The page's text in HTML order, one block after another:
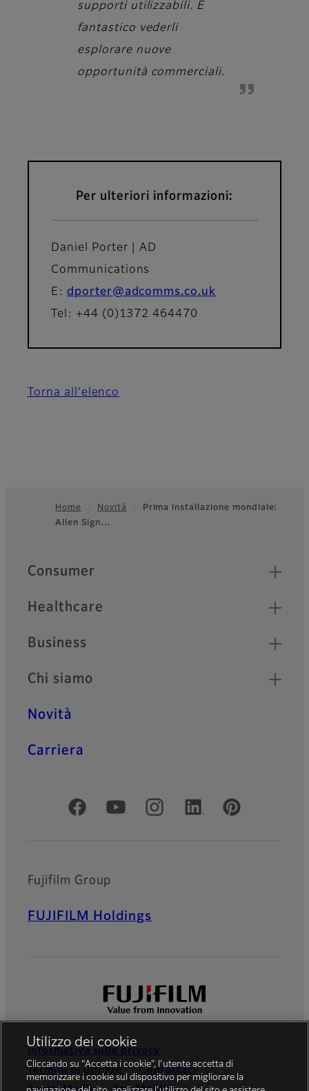
supporti utilizzabili. È
fantastico vederli
esplorare nuove
opportunità commerciali.
Per ulteriori informazioni:
Daniel Porter | AD
Communications
E: dporter@adcomms.co.uk
Tel: +44 (0)1372 464470
Torna all’elenco
Footer
Home Novità
Prima installazione mondiale:
Allen Sign…
Quick Links
Consumer
Healthcare
Business
Chi siamo
Novità
Carriera
Social media ufficiali
Fujifilm Group
FUJIFILM Holdings
Informativa sulla privacy
Termini di utilizzo
Contattaci
Utilizzo dei cookie
Cliccando su “Accetta i cookie”, l'utente accetta di
memorizzare i cookie sul dispositivo per migliorare la